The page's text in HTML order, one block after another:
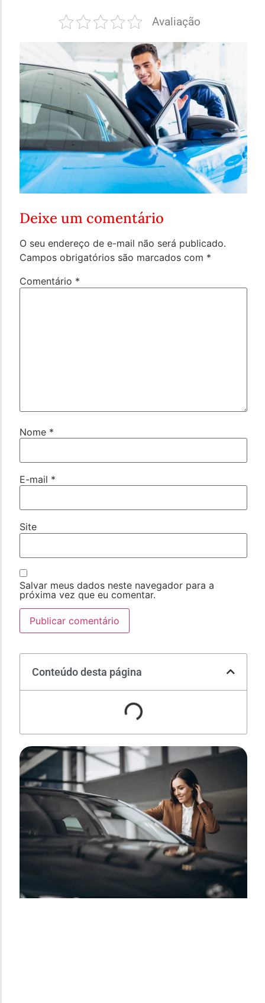
Avaliação
Deixe um comentário
O seu endereço de e-mail não será publicado.
Campos obrigatórios são marcados com *
Comentário *
Nome *
E-mail *
Site
Salvar meus dados neste navegador para a
próxima vez que eu comentar.
Conteúdo desta página